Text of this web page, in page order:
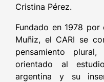
Cristina Pérez.
Fundado en 1978
Muñiz, el CARI se
pensamiento
orientado al
argentina y su